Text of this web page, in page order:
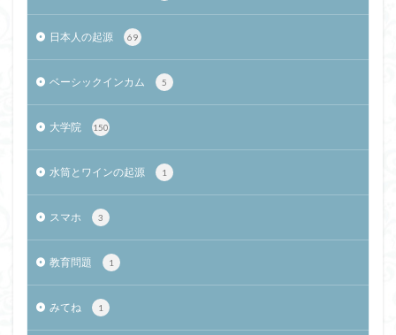
日本人の起源 69
ベーシックインカム 5
大学院 150
水筒とワインの起源 1
スマホ 3
教育問題 1
みてね 1